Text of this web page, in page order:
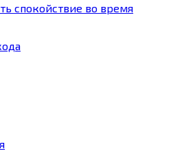
спокойствие во время